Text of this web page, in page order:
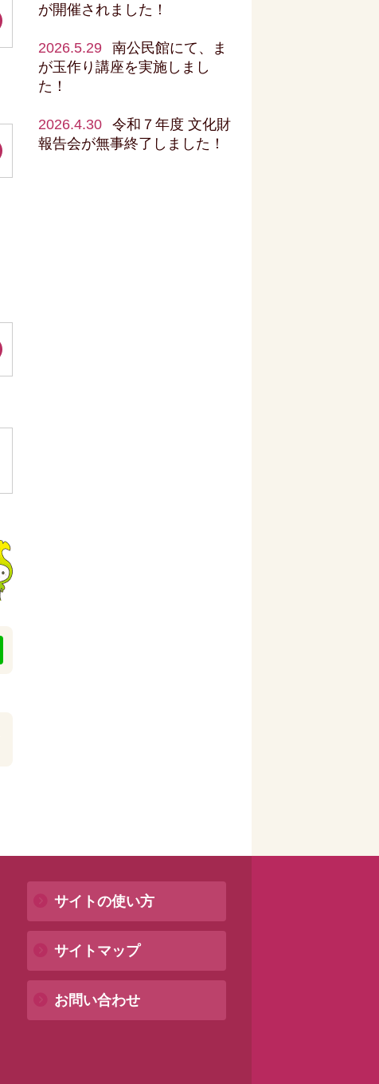
が開催されました！
2026.5.29
南公民館にて、ま
が玉作り講座を実施しまし
た！
2026.4.30
令和７年度 文化財
報告会が無事終了しました！
サイトの使い方
サイトマップ
お問い合わせ